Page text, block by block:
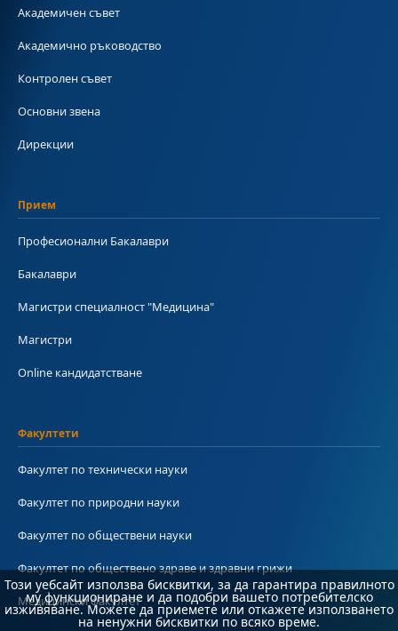
Академичен съвет
Академично ръководство
Контролен съвет
Основни звена
Дирекции
Прием
Професионални Бакалаври
Бакалаври
Магистри специалност "Медицина"
Магистри
Online кандидатстване
Факултети
Факултет по технически науки
Факултет по природни науки
Факултет по обществени науки
Факултет по обществено здраве и здравни грижи
Медицински факултет
Този уебсайт използва бисквитки, за да гарантира правилното
му функциониране и да подобри вашето потребителско
изживяване. Можете да приемете или откажете използването
на ненужни бисквитки по всяко време.